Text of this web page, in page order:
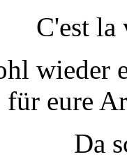
C'est
wieder
für eure
Da